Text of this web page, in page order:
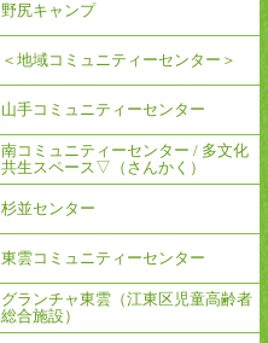
野尻キャンプ
＜地域コミュニティーセンター＞
山手コミュニティーセンター
南コミュニティーセンター / 多文化
共生スペース▽（さんかく）
杉並センター
東雲コミュニティーセンター
グランチャ東雲（江東区児童高齢者
総合施設）